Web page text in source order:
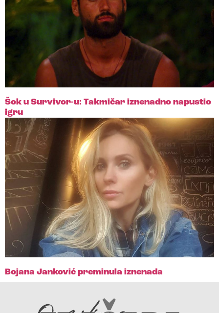
Šok u Survivor-u: Takmičar iznenadno napustio
igru
Bojana Janković preminula iznenada